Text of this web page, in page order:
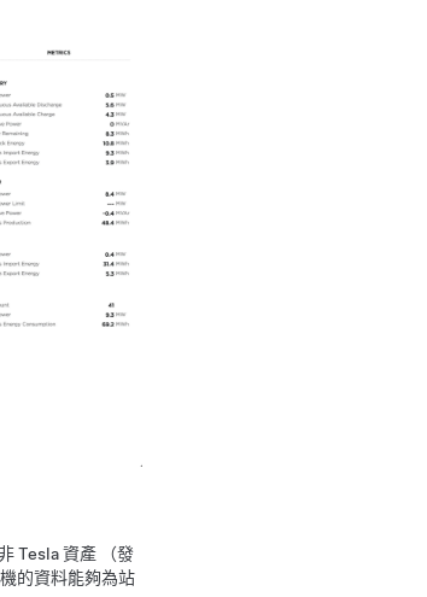
Tesla 資產 （發
的資料能夠為站